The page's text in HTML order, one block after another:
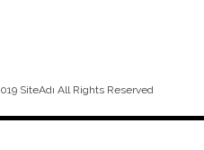
All Rights Reserved